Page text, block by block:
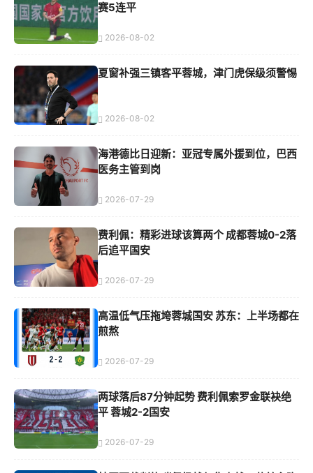
赛5连平
2026-08-02
夏窗补强三镇客平蓉城，津门虎保级须警惕
2026-08-02
海港德比日迎新：亚冠专属外援到位，巴西
医务主管到岗
2026-07-29
费利佩：精彩进球该算两个 成都蓉城0-2落
后追平国安
2026-07-29
高温低气压拖垮蓉城国安 苏东：上半场都在
煎熬
2026-07-29
两球落后87分钟起势 费利佩索罗金联袂绝
平 蓉城2-2国安
2026-07-29